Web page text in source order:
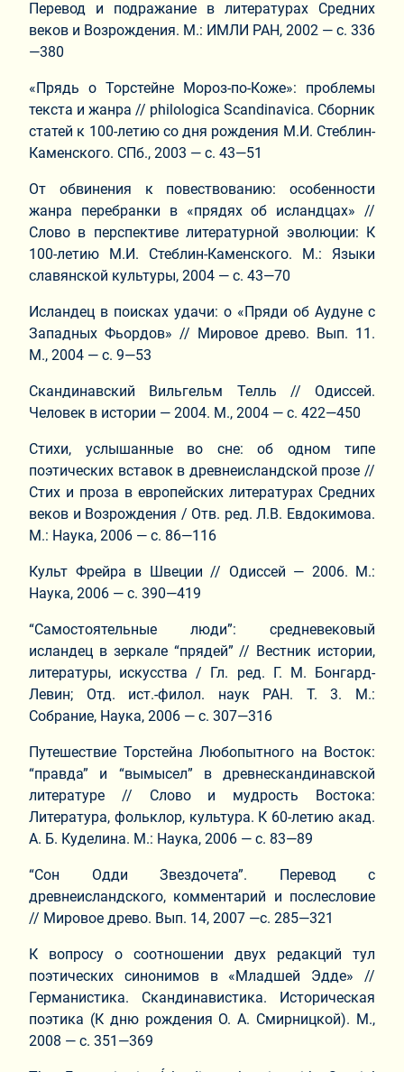
Перевод и подражание в литературах Средних
веков и Возрождения. М.: ИМЛИ РАН, 2002 — с. 336
—380
«Прядь о Торстейне Мороз-по-Коже»: проблемы
текста и жанра // philologica Scandinavica. Сборник
статей к 100-летию со дня рождения М.И. Стеблин-
Каменского. СПб., 2003 — с. 43—51
От обвинения к повествованию: особенности
жанра перебранки в «прядях об исландцах» //
Слово в перспективе литературной эволюции: К
100-летию М.И. Стеблин-Каменского. М.: Языки
славянской культуры, 2004 — с. 43—70
Исландец в поисках удачи: о «Пряди об Аудуне с
Западных Фьордов» // Мировое древо. Вып. 11.
М., 2004 — с. 9—53
Скандинавский Вильгельм Телль // Одиссей.
Человек в истории — 2004. М., 2004 — с. 422—450
Стихи, услышанные во сне: об одном типе
поэтических вставок в древнеисландской прозе //
Стих и проза в европейских литературах Средних
веков и Возрождения / Отв. ред. Л.В. Евдокимова.
М.: Наука, 2006 — с. 86—116
Культ Фрейра в Швеции // Одиссей — 2006. М.:
Наука, 2006 — с. 390—419
“Самостоятельные люди”: средневековый
исландец в зеркале “прядей” // Вестник истории,
литературы, искусства / Гл. ред. Г. М. Бонгард-
Левин; Отд. ист.-филол. наук РАН. Т. 3. М.:
Собрание, Наука, 2006 — с. 307—316
Путешествие Торстейна Любопытного на Восток:
“правда” и “вымысел” в древнескандинавской
литературе // Слово и мудрость Востока:
Литература, фольклор, культура. К 60-летию акад.
А. Б. Куделина. М.: Наука, 2006 — с. 83—89
“Сон Одди Звездочета”. Перевод с
древнеисландского, комментарий и послесловие
// Мировое древо. Вып. 14, 2007 —с. 285—321
К вопросу о соотношении двух редакций тул
поэтических синонимов в «Младшей Эдде» //
Германистика. Скандинавистика. Историческая
поэтика (К дню рождения О. А. Смирницкой). М.,
2008 — с. 351—369